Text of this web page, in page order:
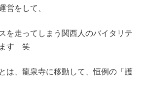
営をして、
を走ってしまう関西人のバイタリテ
ます 笑
は、龍泉寺に移動して、恒例の「護